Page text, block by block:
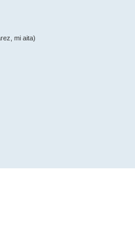
mi aita)